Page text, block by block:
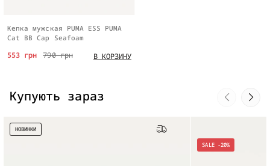
Кепка мужская PUMA ESS PUMA
Cat BB Cap Seafoam
790 грн
553 грн В КОРЗИНУ
Купують зараз
НОВИНКИ
SALE -20%